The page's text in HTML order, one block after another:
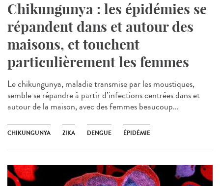
Chikungunya : les épidémies se
répandent dans et autour des
maisons, et touchent
particulièrement les femmes
Le chikungunya, maladie transmise par les moustiques,
semble se répandre à partir d’infections centrées dans et
autour de la maison, avec des femmes beaucoup...
CHIKUNGUNYA ZIKA DENGUE ÉPIDÉMIE